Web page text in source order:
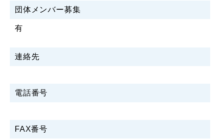
団体メンバー募集
有
連絡先
電話番号
FAX番号